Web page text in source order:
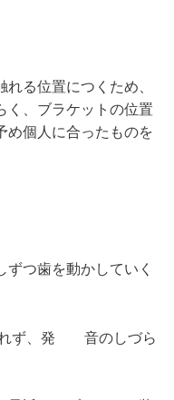
る位置につくため、
く、ブラケットの位置
め個人に合ったものを
つ歯を動かしていく
れず、発 音のしづら